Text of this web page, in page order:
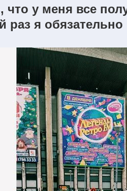
что у меня все
раз я